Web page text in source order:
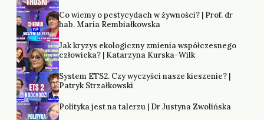
Co wiemy o pestycydach w żywności? | Prof. dr
hab. Maria Rembiałkowska
Jak kryzys ekologiczny zmienia współczesnego
człowieka? | Katarzyna Kurska-Wilk
System ETS2. Czy wyczyści nasze kieszenie? |
Patryk Strzałkowski
Polityka jest na talerzu | Dr Justyna Zwolińska